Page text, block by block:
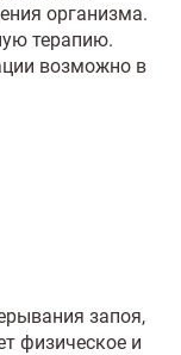
организма.
терапию.
возможно в
запоя,
физическое и